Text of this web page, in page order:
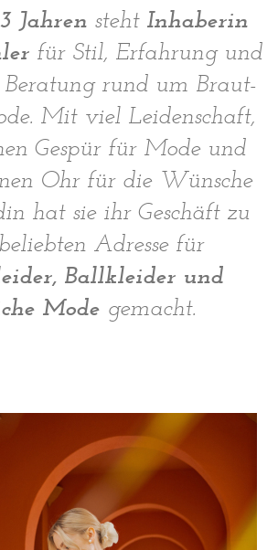
Jahrensteht Inhaberin
für Stil, Erfahrung und
Beratung rund um Braut-
Mit viel Leidenschaft,
Gespür für Mode und
Ohr für die Wünsche
hat sie ihr Geschäft zu
Adresse für
Ballkleider und
Mode gemacht.